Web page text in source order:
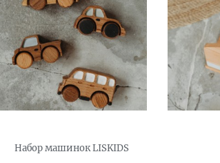
Набор машинок LISKIDS